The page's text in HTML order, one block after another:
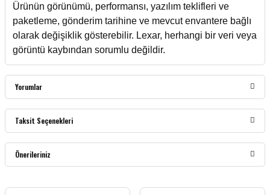
Ürünün görünümü, performansı, yazılım teklifleri ve
paketleme, gönderim tarihine ve mevcut envantere bağlı
olarak değişiklik gösterebilir. Lexar, herhangi bir veri veya
görüntü kaybından sorumlu değildir.
Yorumlar
Bu ürüne ilk yorumu siz yapın!
Taksit Seçenekleri
Önerileriniz
Bu ürünün fiyat bilgisi, resim, ürün açıklamalarında ve diğer konularda yetersiz